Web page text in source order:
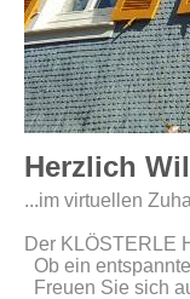
Herzlich
...im virtuellen
Der KLÖSTERLE
Ob ein
Freuen Sie sich